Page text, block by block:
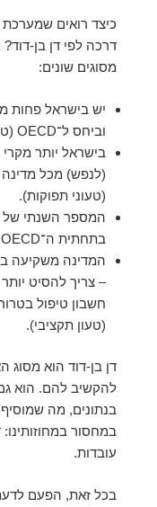
כיצד רואים
דרכה לפי דן בן-
מסוגים שונים:
יש בישראל פחות
וביחס ל־OECD (טעוני תשומות).
בישראל יותר מקרי
(טעוני תפוקות).
המספר השנתי של
בתחתית ה־OECD (טעוני תכנון).
המדינה משקיעה
– צריך להסיט
חשבון טיפול
(טעון תקציבי).
דן בן-דוד הוא מסוג
להקשיב להם. הוא
בנתונים, מה
במחסור במחוזותינו:
עובדות.
בכל זאת, הפעם